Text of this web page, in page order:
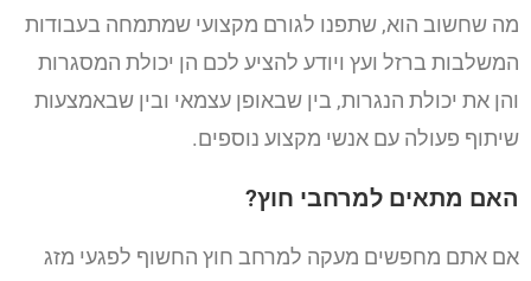
מה שחשוב הוא, שתפנו לגורם מקצועי שמתמחה בעבודות
המשלבות ברזל ועץ ויודע להציע לכם הן יכולת המסגרות
והן את יכולת הנגרות, בין שבאופן עצמאי ובין שבאמצעות
שיתוף פעולה עם אנשי מקצוע נוספים.
האם מתאים למרחבי חוץ?
אם אתם מחפשים מעקה למרחב חוץ החשוף לפגעי מזג